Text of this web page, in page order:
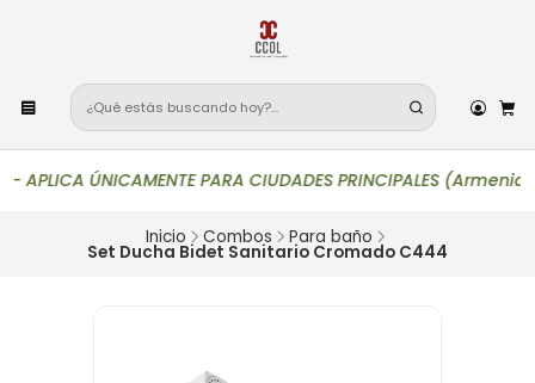
APLICA ÚNICAMENTE PARA CIUDADES PRINCIPALES
Inicio Combos Para baño
Set Ducha Bidet Sanitario Cromado C444